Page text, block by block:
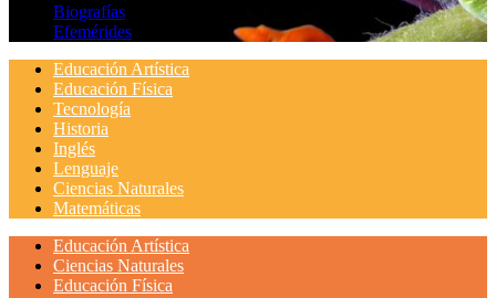
Biografías
Efemérides
Educación Artística
Educación Física
Tecnología
Historia
Inglés
Lenguaje
Ciencias Naturales
Matemáticas
Educación Artística
Ciencias Naturales
Educación Física